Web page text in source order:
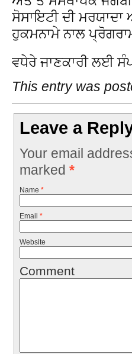
ਸੋਸਾਇਟੀ ਦੀ
ਹੁਕਮਨਾਮੇ ਨਾਲ
ਵਧੇਰੇ ਜਾਣਕਾਰੀ ਲਈ
This entry was
Leave a
Your email
marked *
Name *
Email *
Website
Comment